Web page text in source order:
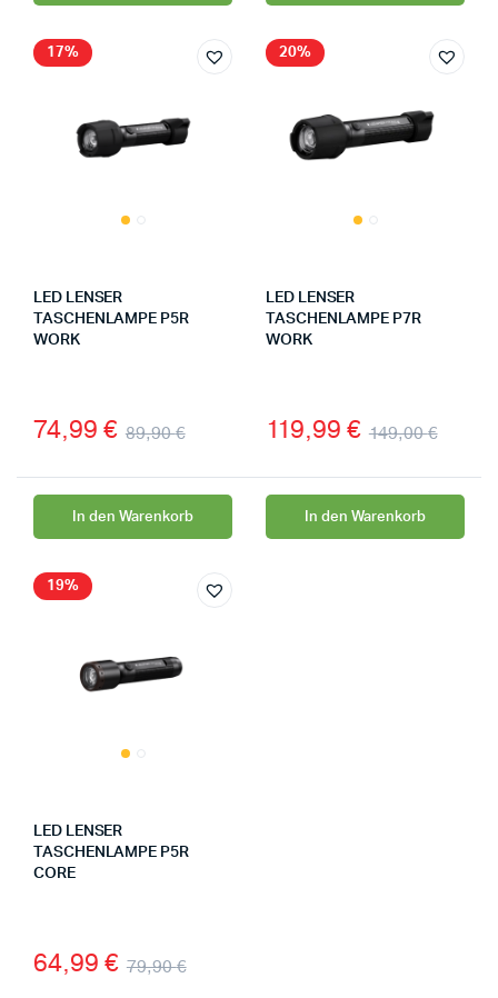
17%
LED LENSER
TASCHENLAMPE P5R
WORK
89,90€
74,99 €
In den Warenkorb
20%
LED LENSER
TASCHENLAMPE P7R
WORK
149,00€
119,99 €
In den Warenkorb
19%
LED LENSER
TASCHENLAMPE P5R
CORE
79,90€
64,99 €